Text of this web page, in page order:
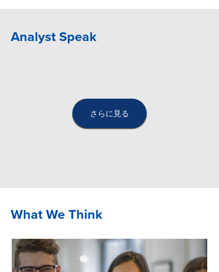
Analyst Speak
さらに見る
What We Think